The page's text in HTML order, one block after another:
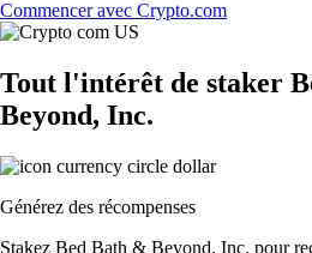
Commencer avec Crypto.com
Tout l'intérêt de staker
Beyond, Inc.
Générez des récompenses
Stakez Bed Bath & Beyond, Inc. pour